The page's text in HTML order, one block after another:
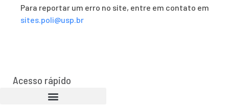
Para reportar um erro no site, entre em contato em
sites.poli@usp.br
Acesso rápido